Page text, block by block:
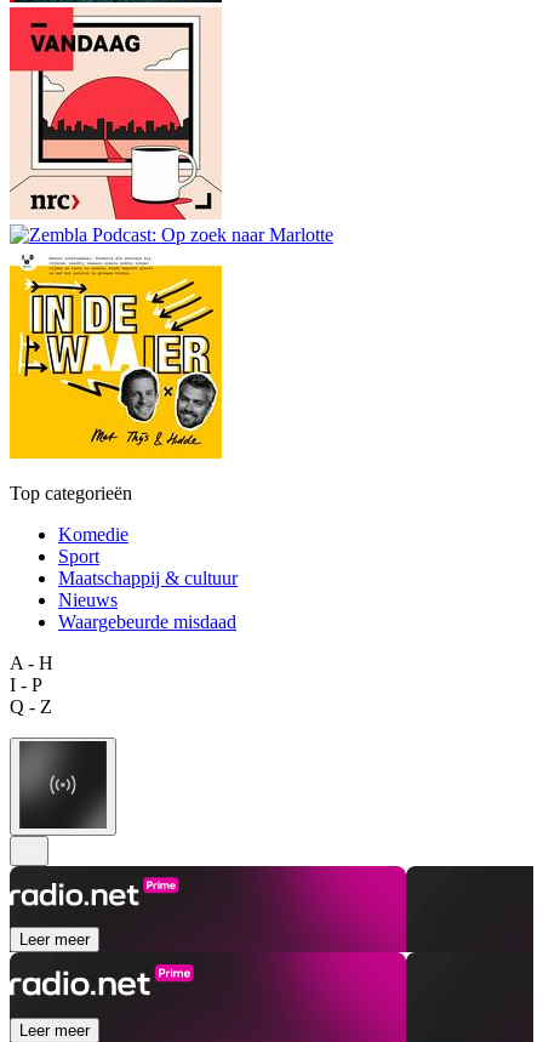
Top categorieën
Komedie
Sport
Maatschappij & cultuur
Nieuws
Waargebeurde misdaad
A - H
I - P
Q - Z
Leer meer
Leer meer